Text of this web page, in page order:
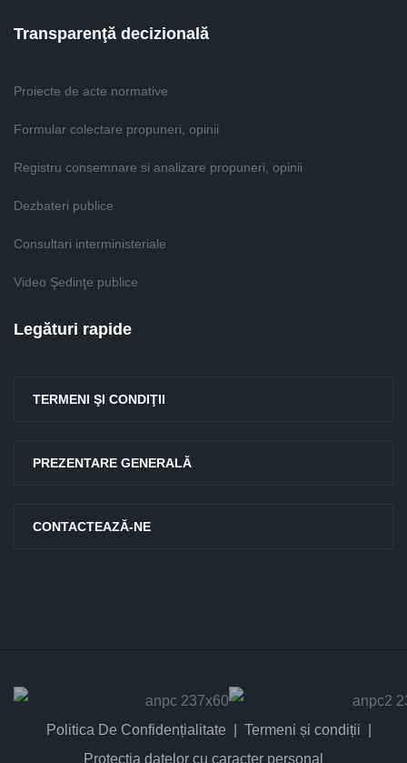
Transparenţă decizională
Proiecte de acte normative
Formular colectare propuneri, opinii
Registru consemnare si analizare propuneri, opinii
Dezbateri publice
Consultari interministeriale
Video Şedinţe publice
Legături rapide
TERMENI ŞI CONDIŢII
PREZENTARE GENERALĂ
CONTACTEAZĂ-NE
Politica De Confidențialitate
Termeni și condiții
Protectia datelor cu caracter personal